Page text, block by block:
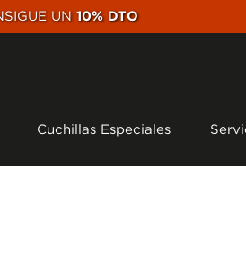
UN 10% DTO
Cuchillas Especiales